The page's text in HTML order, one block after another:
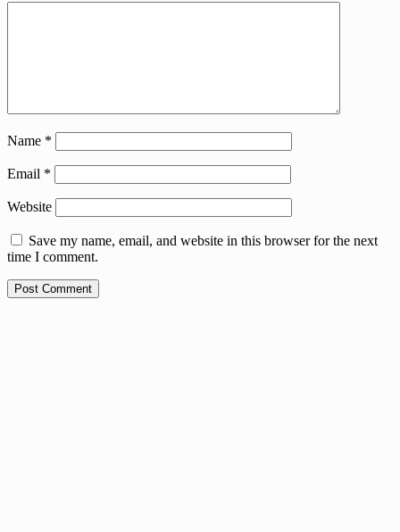
Name *
Email *
Website
Save my name, email, and website in this browser for the next
time I comment.